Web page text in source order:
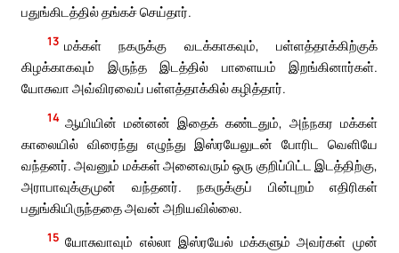
பதுங்கிடத்தில் தங்கச் செய்தார்.
13 மக்கள் நகருக்கு வடக்காகவும், பள்ளத்தாக்கிற்குக்
கிழக்காகவும் இருந்த இடத்தில் பாளையம் இறங்கினார்கள்.
யோசுவா அவ்விரவைப் பள்ளத்தாக்கில் கழித்தார்.
14 ஆயியின் மன்னன் இதைக் கண்டதும், அந்நகர மக்கள்
காலையில் விரைந்து எழுந்து இஸ்ரயேலுடன் போரிட வெளியே
வந்தனர். அவனும் மக்கள் அனைவரும் ஒரு குறிப்பிட்ட இடத்திற்கு,
அராபாவுக்குமுன் வந்தனர். நகருக்குப் பின்புறம் எதிரிகள்
பதுங்கியிருந்ததை அவன் அறியவில்லை.
15 யோசுவாவும் எல்லா இஸ்ரயேல் மக்களும் அவர்கள் முன்